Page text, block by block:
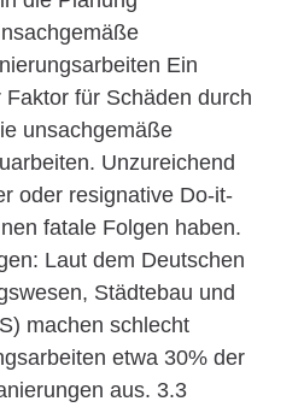
Ein
für Schäden durch
unsachgemäße
Unzureichend
oder resignative Do-it-
fatale Folgen haben.
Laut dem Deutschen
Städtebau und
machen schlecht
etwa 30% der
aus. 3.3